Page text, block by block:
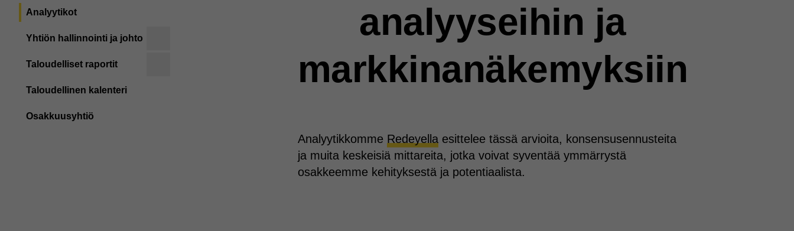
Analyytikot
Yhtiön hallinnointi ja johto
Taloudelliset raportit
Taloudellinen kalenteri
Osakkuusyhtiö
analyyseihin ja
markkinanäkemyksiin
Analyytikkomme Redeyella esittelee tässä arvioita, konsensusennusteita
ja muita keskeisiä mittareita, jotka voivat syventää ymmärrystä
osakkeemme kehityksestä ja potentiaalista.